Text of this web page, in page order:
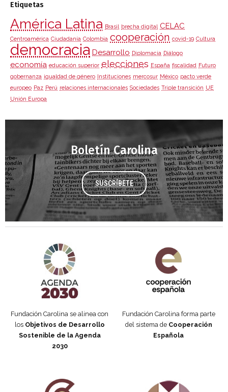
Etiquetas
América Latina Brasil brecha digital CELAC
Centroamérica Ciudadanía Colombia cooperación covid-19 Cultura
democracia Desarrollo Diplomacia Diálogo
economía educación superior elecciones España fiscalidad Futuro
gobernanza igualdad de género Instituciones mercosur México pacto verde
europeo Paz Perú relaciones internacionales Sociedades Triple transición UE
Unión Europa
Boletín Carolina
SUSCRÍBETE
Fundación Carolina se alinea con
los Objetivos de Desarrollo
Sostenible de la Agenda
2030
Fundación Carolina forma parte
del sistema de Cooperación
Española